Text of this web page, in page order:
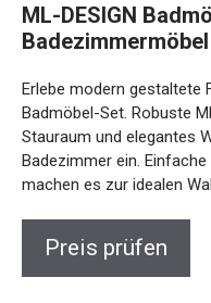
ML-DESIGN
Erlebe modern gestaltete
Badmöbel-Set. Robuste
Stauraum und elegantes
Badezimmer ein.
machen es zur idealen
Preis prüfen